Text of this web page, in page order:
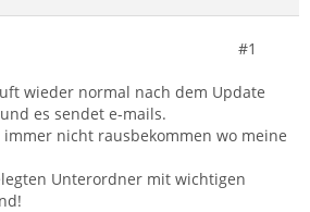
#1
wieder normal nach dem Update
es sendet e-mails.
nicht rausbekommen wo meine
Unterordner mit wichtigen